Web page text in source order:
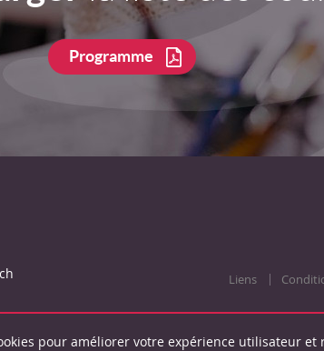
Programme
Liens
pour améliorer votre expérience utilisateur